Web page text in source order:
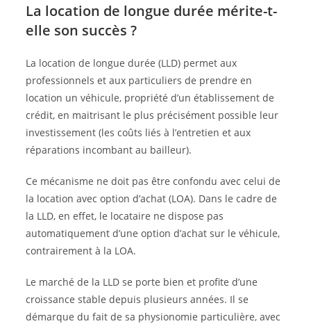
La location de longue durée mérite-t-
elle son succès ?
La location de longue durée (LLD) permet aux
professionnels et aux particuliers de prendre en
location un véhicule, propriété d’un établissement de
crédit, en maitrisant le plus précisément possible leur
investissement (les coûts liés à l’entretien et aux
réparations incombant au bailleur).
Ce mécanisme ne doit pas être confondu avec celui de
la location avec option d’achat (LOA). Dans le cadre de
la LLD, en effet, le locataire ne dispose pas
automatiquement d’une option d’achat sur le véhicule,
contrairement à la LOA.
Le marché de la LLD se porte bien et profite d’une
croissance stable depuis plusieurs années. Il se
démarque du fait de sa physionomie particulière, avec